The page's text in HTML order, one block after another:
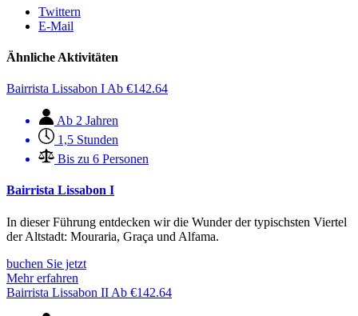
Twittern
E-Mail
Ähnliche Aktivitäten
Bairrista Lissabon I Ab €142.64
Ab 2 Jahren
1,5 Stunden
Bis zu 6 Personen
Bairrista Lissabon I
In dieser Führung entdecken wir die Wunder der typischsten Viertel
der Altstadt: Mouraria, Graça und Alfama.
buchen Sie jetzt
Mehr erfahren
Bairrista Lissabon II Ab €142.64